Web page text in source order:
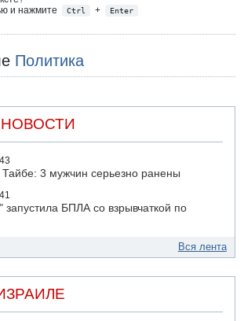
и нажмите
Ctrl + Enter
Политика
3 мужчин серьезно ранены
запустила БПЛА со взрывчаткой по
ранены двое маленьких детей
врезавшийся в стену в
Вся лента